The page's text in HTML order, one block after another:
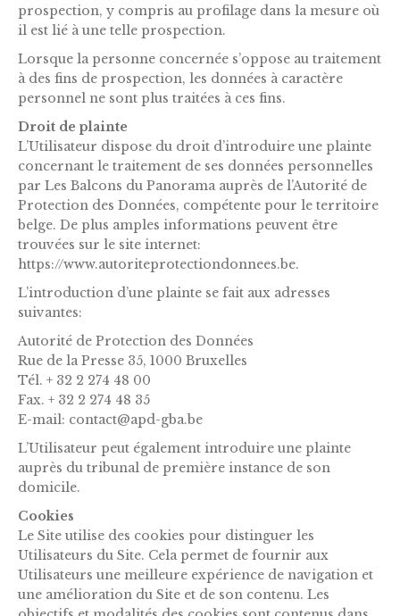
prospection, y compris au profilage dans la mesure où
il est lié à une telle prospection.
Lorsque la personne concernée s’oppose au traitement
à des fins de prospection, les données à caractère
personnel ne sont plus traitées à ces fins.
Droit de plainte
L’Utilisateur dispose du droit d’introduire une plainte
concernant le traitement de ses données personnelles
par Les Balcons du Panorama auprès de l’Autorité de
Protection des Données, compétente pour le territoire
belge. De plus amples informations peuvent être
trouvées sur le site internet:
https://www.autoriteprotectiondonnees.be.
L’introduction d’une plainte se fait aux adresses
suivantes:
Autorité de Protection des Données
Rue de la Presse 35, 1000 Bruxelles
Tél. + 32 2 274 48 00
Fax. + 32 2 274 48 35
E-mail: contact@apd-gba.be
L’Utilisateur peut également introduire une plainte
auprès du tribunal de première instance de son
domicile.
Cookies
Le Site utilise des cookies pour distinguer les
Utilisateurs du Site. Cela permet de fournir aux
Utilisateurs une meilleure expérience de navigation et
une amélioration du Site et de son contenu. Les